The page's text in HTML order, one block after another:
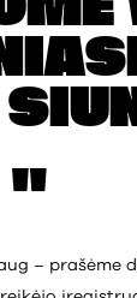
– prašėme